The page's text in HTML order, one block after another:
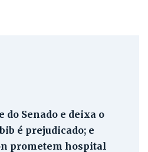
do Senado e deixa o
é prejudicado; e
prometem hospital